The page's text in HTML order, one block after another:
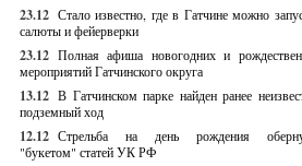
23.12 Стало известно, где в Гатчине можно
салюты и фейерверки
23.12 Полная афиша новогодних и
мероприятий Гатчинского округа
13.12 В Гатчинском парке найден ранее
подземный ход
12.12 Стрельба на день рождения
"букетом" статей УК РФ